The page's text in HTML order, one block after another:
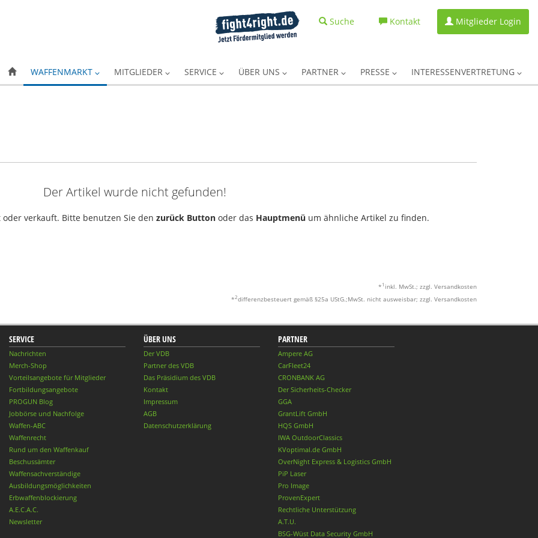
Suche Kontakt Mitglieder Login
WAFFENMARKT MITGLIEDER SERVICE ÜBER UNS PARTNER PRESSE INTERESSENVERTRETUNG
Der Artikel wurde nicht gefunden!
verkauft. Bitte benutzen Sie den zurück Button oder das Hauptmenü um ähnliche Artikel zu finden.
* 1 inkl. MwSt.; zzgl. Versandkosten
*2differenzbesteuert gemäß §25a UStG.;MwSt. nicht ausweisbar; zzgl. Versandkosten
SERVICE
Nachrichten
Merch-Shop
Vorteilsangebote für Mitglieder
Fortbildungsangebote
PROGUN Blog
Jobbörse und Nachfolge
Waffen-ABC
Waffenrecht
Rund um den Waffenkauf
Beschussämter
Waffensachverständige
Ausbildungsmöglichkeiten
Erbwaffenblockierung
A.E.C.A.C.
Newsletter
ÜBER UNS
Der VDB
Partner des VDB
Das Präsidium des VDB
Kontakt
Impressum
AGB
Datenschutzerklärung
PARTNER
Ampere AG
CarFleet24
CRONBANK AG
Der Sicherheits-Checker
GGA
GrantLift GmbH
HQS GmbH
IWA OutdoorClassics
KVoptimal.de GmbH
OverNight Express & Logistics GmbH
PiP Laser
Pro Image
ProvenExpert
Rechtliche Unterstützung
A.T.U.
BSG-Wüst Data Security GmbH